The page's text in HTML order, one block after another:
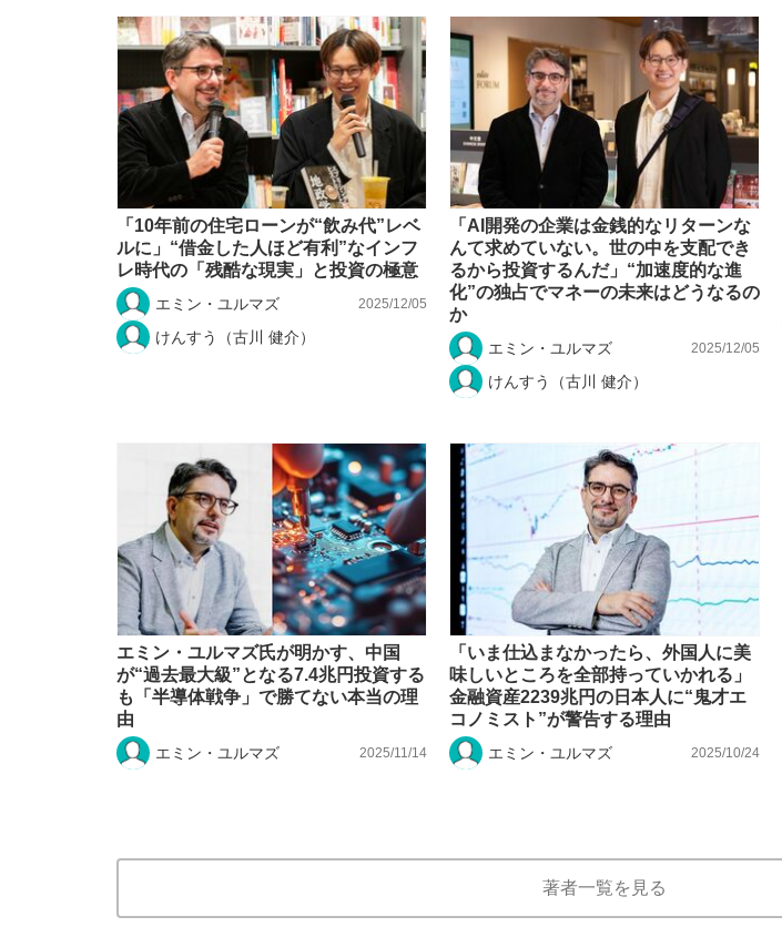
「10年前の住宅ローンが“飲み代”レベ
ルに」“借金した人ほど有利”なインフ
レ時代の「残酷な現実」と投資の極意
エミン・ユルマズ
けんすう（古川 健介）
2025/12/05
「AI開発の企業は金銭的なリターンな
んて求めていない。世の中を支配でき
るから投資するんだ」“加速度的な進
化”の独占でマネーの未来はどうなるの
か
エミン・ユルマズ
けんすう（古川 健介）
2025/12/05
エミン・ユルマズ氏が明かす、中国
が“過去最大級”となる7.4兆円投資する
も「半導体戦争」で勝てない本当の理
由
エミン・ユルマズ 2025/11/14
「いま仕込まなかったら、外国人に美
味しいところを全部持っていかれる」
金融資産2239兆円の日本人に“鬼才エ
コノミスト”が警告する理由
エミン・ユルマズ 2025/10/24
著者一覧を見る